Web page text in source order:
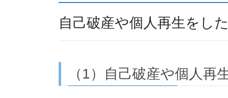
自己破産や個人再生をし
（1）自己破産や個人再